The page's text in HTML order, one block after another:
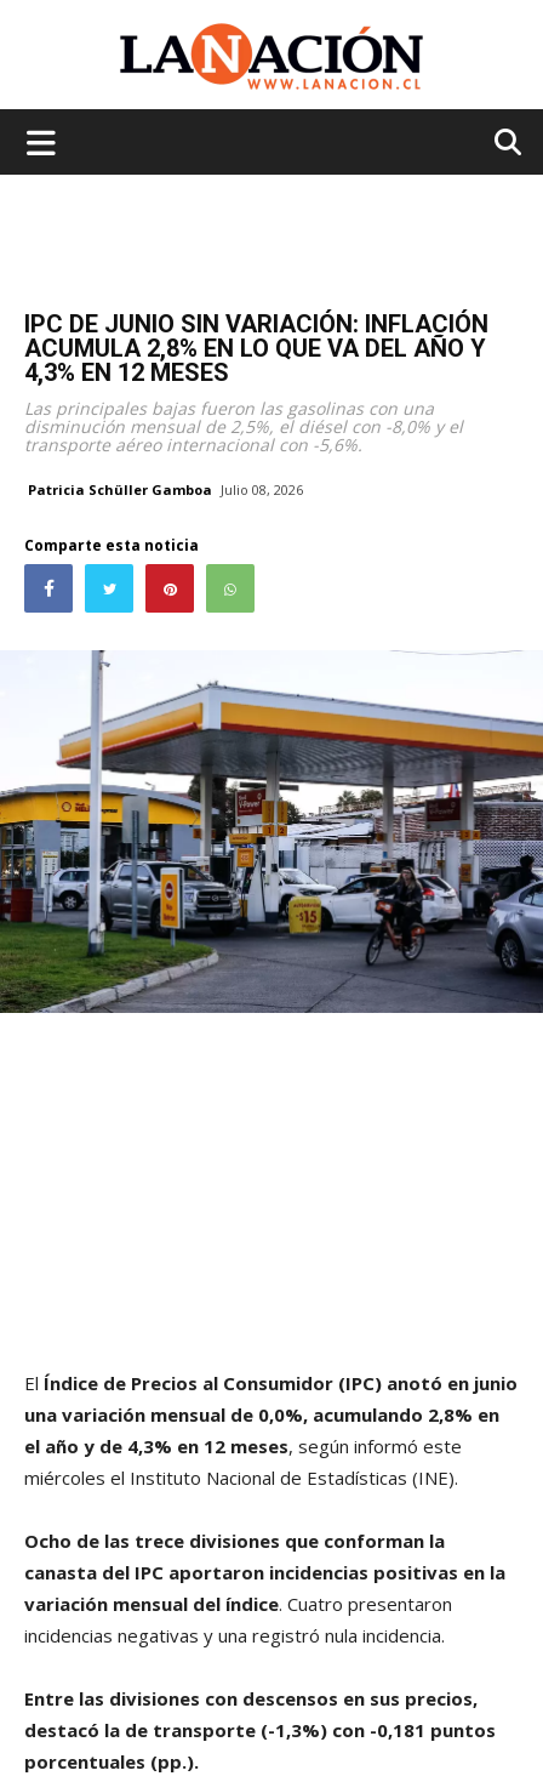
IPC DE JUNIO SIN VARIACIÓN: INFLACIÓN
ACUMULA 2,8% EN LO QUE VA DEL AÑO Y
4,3% EN 12 MESES
Las principales bajas fueron las gasolinas con una
disminución mensual de 2,5%, el diésel con -8,0% y el
transporte aéreo internacional con -5,6%.
Patricia Schüller Gamboa Julio 08, 2026
Comparte esta noticia
El Índice de Precios al Consumidor (IPC) anotó en junio
una variación mensual de 0,0%, acumulando 2,8% en
el año y de 4,3% en 12 meses, según informó este
miércoles el Instituto Nacional de Estadísticas (INE).
Ocho de las trece divisiones que conforman la
canasta del IPC aportaron incidencias positivas en la
variación mensual del índice. Cuatro presentaron
incidencias negativas y una registró nula incidencia.
Entre las divisiones con descensos en sus precios,
destacó la de transporte (-1,3%) con -0,181 puntos
porcentuales (pp.).